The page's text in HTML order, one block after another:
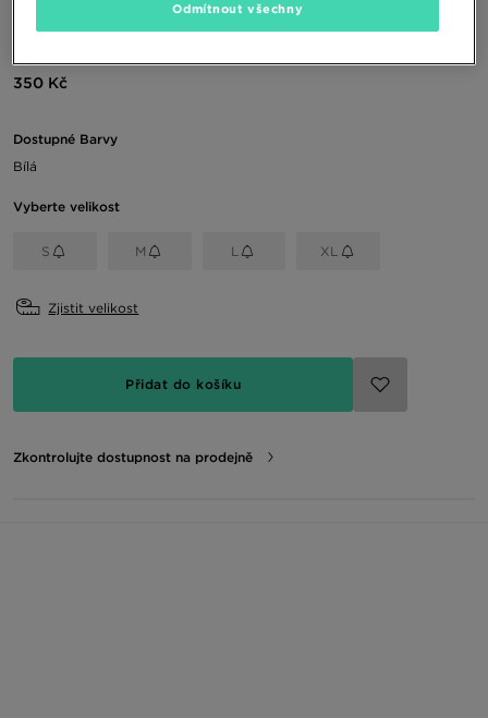
350 Kč
Dostupné Barvy
Bílá
Vyberte velikost
S M L XL
Zjistit velikost
Přidat do košíku
Zkontrolujte dostupnost na prodejně
Odmítnout všechny